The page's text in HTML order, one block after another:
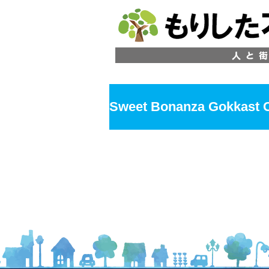
Sweet Bonanza Gokkast